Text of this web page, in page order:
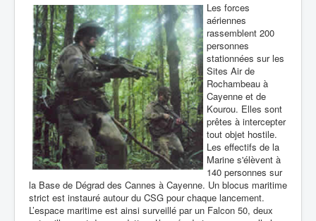
Les forces
aériennes
rassemblent 200
personnes
stationnées sur les
Sites Air de
Rochambeau à
Cayenne et de
Kourou. Elles sont
prêtes à intercepter
tout objet hostile.
Les effectifs de la
Marine s'élèvent à
140 personnes sur
la Base de Dégrad des Cannes à Cayenne. Un blocus maritime
strict est instauré autour du CSG pour chaque lancement.
L’espace maritime est ainsi surveillé par un Falcon 50, deux